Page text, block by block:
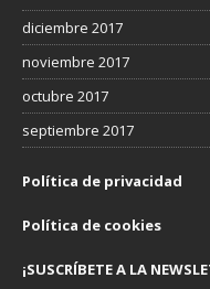
diciembre 2017
noviembre 2017
octubre 2017
septiembre 2017
Política de privacidad
Política de cookies
¡SUSCRÍBETE A LA